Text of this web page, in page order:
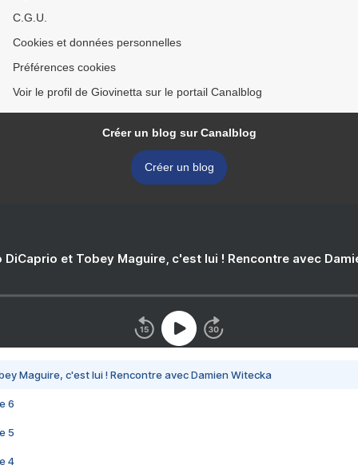
C.G.U.
Cookies et données personnelles
Préférences cookies
Voir le profil de Giovinetta sur le portail Canalblog
Créer un blog sur Canalblog
Créer un blog
DiCaprio et Tobey Maguire, c'est lui ! Rencontre avec
Maguire, c'est lui ! Rencontre avec Damien Witecka
6
5
4